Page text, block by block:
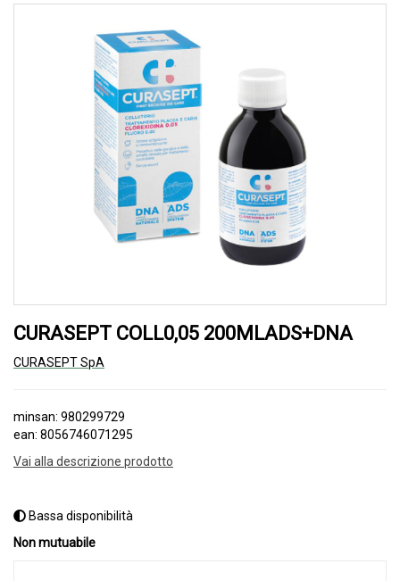
CURASEPT COLL0,05 200MLADS+DNA
CURASEPT SpA
minsan: 980299729
ean: 8056746071295
Vai alla descrizione prodotto
Bassa disponibilità
Non mutuabile